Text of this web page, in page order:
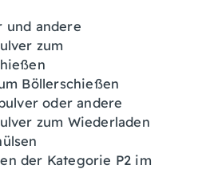
und andere
zum
Böllerschießen
oder andere
zum Wiederladen
der Kategorie P2 im